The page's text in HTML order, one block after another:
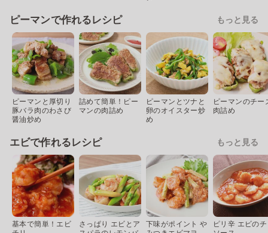
ピーマンで作れるレシピ もっと見る
ピーマンと厚切り
豚バラ肉のわさび
醤油炒め
詰めて簡単！ピー
マンの肉詰め
ピーマンとツナと
卵のオイスター炒
め
ピーマンのチー
肉詰め
エビで作れるレシピ もっと見る
基本で簡単！エビ
さっぱり エビとア
下味がポイント や
ピリ辛 エビの